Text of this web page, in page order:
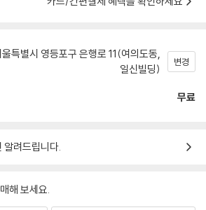
특별시 영등포구 은행로 11(여의도동,
일신빌딩)
변경
무료
려드립니다.
해 보세요.